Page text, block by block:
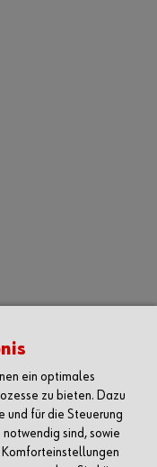
ein optimales
zu bieten. Dazu
und für die Steuerung
sind, sowie